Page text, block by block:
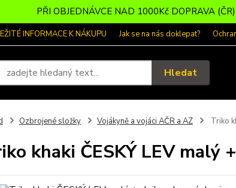
PŘI OBJEDNÁVCE NAD 1000Kč DOPRAVA
INFORMACE K NÁKUPU Jak se na nás doklepat?
Hledat
Ozbrojené složky Vojákyně a vojáci AČR a AZ Triko
khaki ČESKÝ LEV malý